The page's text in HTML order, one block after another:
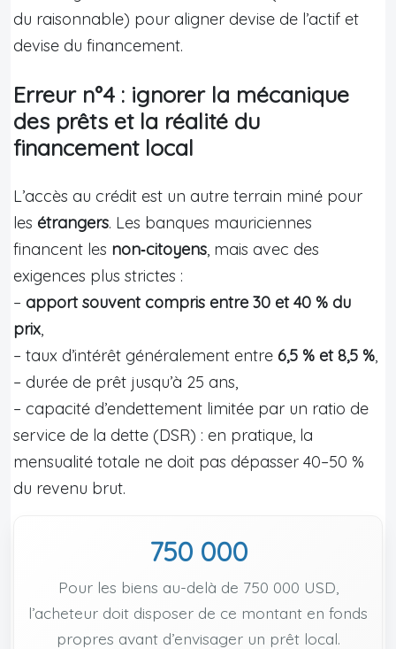
du raisonnable) pour aligner devise de l’actif et
devise du financement.
Erreur n°4 : ignorer la mécanique
des prêts et la réalité du
financement local
L’accès au crédit est un autre terrain miné pour
les étrangers. Les banques mauriciennes
financent les non‑citoyens, mais avec des
exigences plus strictes :
– apport souvent compris entre 30 et 40 % du
prix,
– taux d’intérêt généralement entre 6,5 % et 8,5 %,
– durée de prêt jusqu’à 25 ans,
– capacité d’endettement limitée par un ratio de
service de la dette (DSR) : en pratique, la
mensualité totale ne doit pas dépasser 40–50 %
du revenu brut.
750 000
Pour les biens au-delà de 750 000 USD,
l’acheteur doit disposer de ce montant en fonds
propres avant d’envisager un prêt local.